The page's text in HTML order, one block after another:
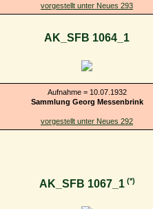
vorgestellt unter Neues 293
AK_SFB 1064_1
Aufnahme = 10.07.1932
Sammlung Georg Messenbrink
vorgestellt unter Neues 292
AK_SFB 1067_1 (*)